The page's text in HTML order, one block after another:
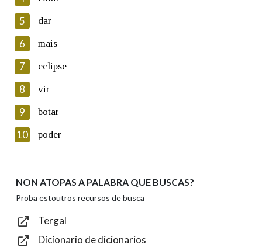
Lin e acepto as condicións da política de
Introduce o código que aparece na imaxe:
Texto de verificación
Enviar
5 dar
6 mais
7 eclipse
8 vir
9 botar
10 poder
NON ATOPAS A PALABRA QUE BUSCAS?
Proba estoutros recursos de busca
Tergal
Dicionario de dicionarios